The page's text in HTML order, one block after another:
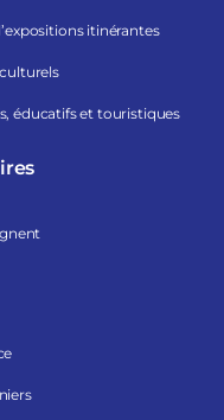
itinérantes
éducatifs et touristiques